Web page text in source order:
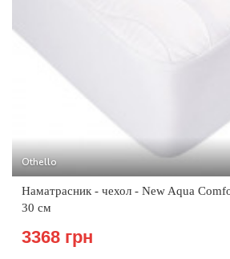
Othello
Наматрасник - чехол - New Aqua
30 см
3368 грн